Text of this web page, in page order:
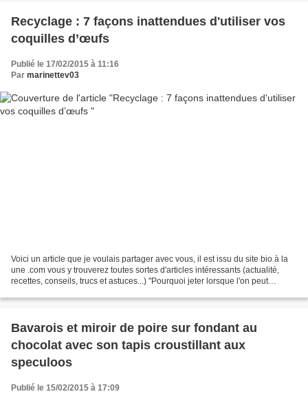
Recyclage : 7 façons inattendues d'utiliser vos
coquilles d’œufs
Publié le 17/02/2015 à 11:16
Par marinettev03
Voici un article que je voulais partager avec vous, il est issu du site bio à la
une .com vous y trouverez toutes sortes d'articles intéressants (actualité,
recettes, conseils, trucs et astuces...) "Pourquoi jeter lorsque l'on peut
Bavarois et miroir de poire sur fondant au
chocolat avec son tapis croustillant aux
speculoos
Publié le 15/02/2015 à 17:09